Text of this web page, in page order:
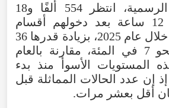
بحسَب الأرقام الرسمية، انتظر 554 ألفًا و18
مريضًا أكثر من 12 ساعة بعد دخولهم أقسام
الطوارئ (A&E) خلال عام 2025، بزيادة قدرها 36
ألف حالة، أي نحو 7 في المئة، مقارنة بالعام
المستويات الأسوأ منذ بدء
إن عدد الحالات المماثلة قبل
أقل بعشر مرات.